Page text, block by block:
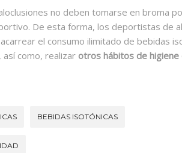
no deben tomarse en broma
De esta forma, los deportistas de
el consumo ilimitado de bebidas
, así como, realizar otros hábitos de higiene
BEBIDAS ISOTÓNICAS